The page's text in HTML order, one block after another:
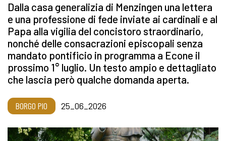
Dalla casa generalizia di Menzingen una lettera
e una professione di fede inviate ai cardinali e al
Papa alla vigilia del concistoro straordinario,
nonché delle consacrazioni episcopali senza
mandato pontificio in programma a Econe il
prossimo 1° luglio. Un testo ampio e dettagliato
che lascia però qualche domanda aperta.
BORGO PIO 25_06_2026